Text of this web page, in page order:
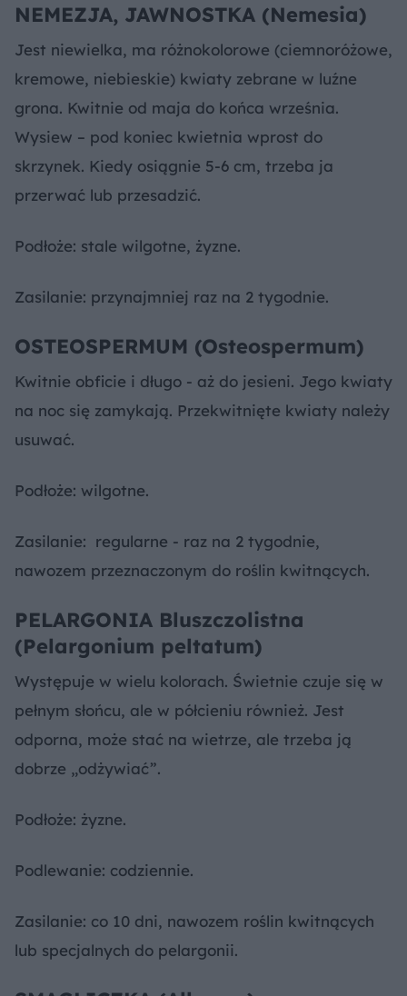
NEMEZJA, JAWNOSTKA (Nemesia)
Jest niewielka, ma różnokolorowe (ciemnoróżowe,
kremowe, niebieskie) kwiaty zebrane w luźne
grona. Kwitnie od maja do końca września.
Wysiew – pod koniec kwietnia wprost do
skrzynek. Kiedy osiągnie 5-6 cm, trzeba ja
przerwać lub przesadzić.
Podłoże: stale wilgotne, żyzne.
Zasilanie: przynajmniej raz na 2 tygodnie.
OSTEOSPERMUM (Osteospermum)
Kwitnie obficie i długo - aż do jesieni. Jego kwiaty
na noc się zamykają. Przekwitnięte kwiaty należy
usuwać.
Podłoże: wilgotne.
Zasilanie: regularne - raz na 2 tygodnie,
nawozem przeznaczonym do roślin kwitnących.
PELARGONIA Bluszczolistna
(Pelargonium peltatum)
Występuje w wielu kolorach. Świetnie czuje się w
pełnym słońcu, ale w półcieniu również. Jest
odporna, może stać na wietrze, ale trzeba ją
dobrze „odżywiać”.
Podłoże: żyzne.
Podlewanie: codziennie.
Zasilanie: co 10 dni, nawozem roślin kwitnących
lub specjalnych do pelargonii.